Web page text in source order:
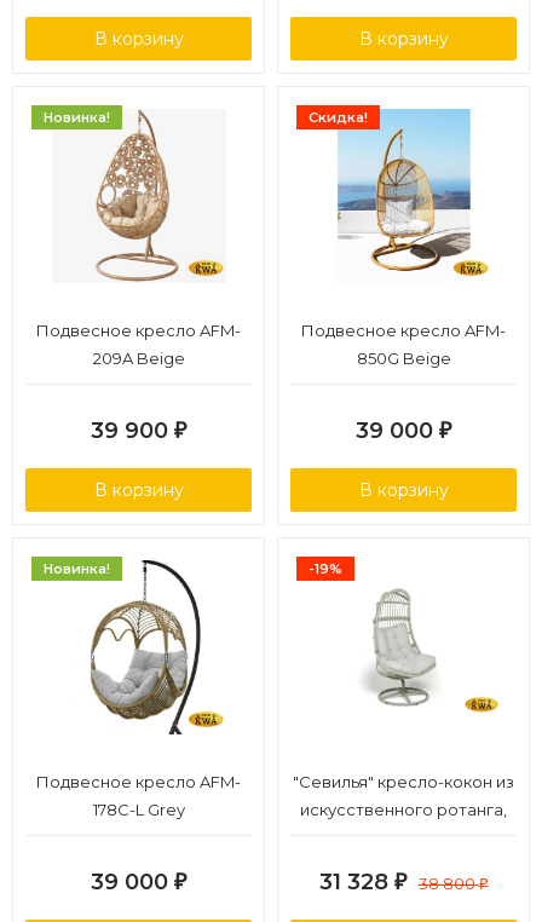
В корзину В корзину
Новинка!
Подвесное кресло AFM-
209A Beige
39 900 ₽
В корзину
Скидка!
Подвесное кресло AFM-
850G Beige
39 000 ₽
В корзину
Новинка!
Подвесное кресло AFM-
178C-L Grey
39 000 ₽
-19%
"Севилья" кресло-кокон из
искусственного ротанга,
31 328 ₽ 38 800₽